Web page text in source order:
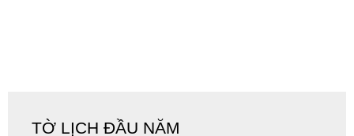
TỜ LỊCH ĐẦU NĂM